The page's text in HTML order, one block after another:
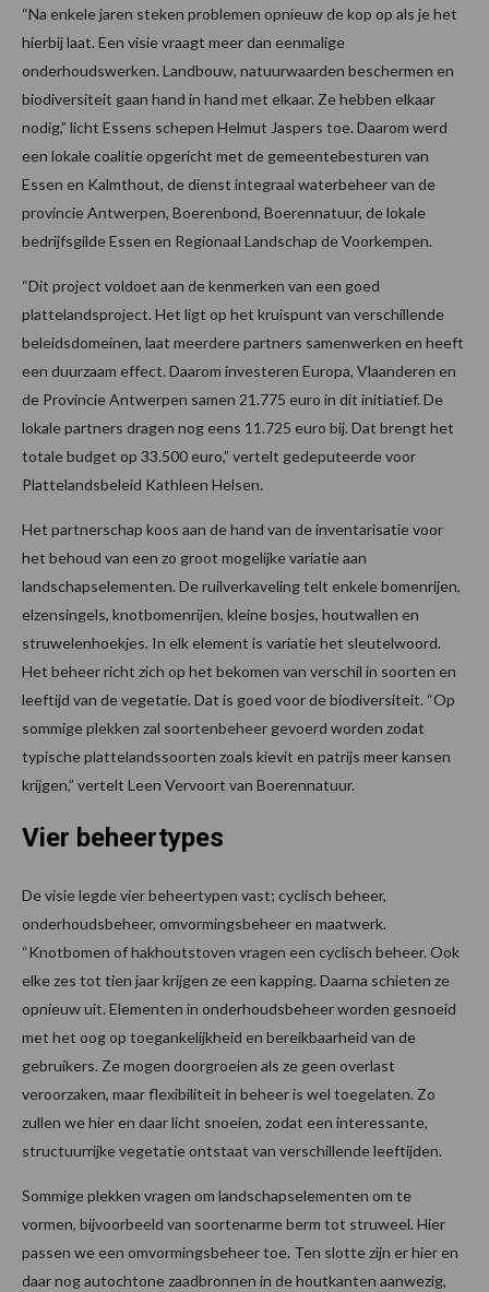
“Na enkele jaren steken problemen opnieuw de kop op als je het
hierbij laat. Een visie vraagt meer dan eenmalige
onderhoudswerken. Landbouw, natuurwaarden beschermen en
biodiversiteit gaan hand in hand met elkaar. Ze hebben elkaar
nodig,” licht Essens schepen Helmut Jaspers toe. Daarom werd
een lokale coalitie opgericht met de gemeentebesturen van
Essen en Kalmthout, de dienst integraal waterbeheer van de
provincie Antwerpen, Boerenbond, Boerennatuur, de lokale
bedrijfsgilde Essen en Regionaal Landschap de Voorkempen.
“Dit project voldoet aan de kenmerken van een goed
plattelandsproject. Het ligt op het kruispunt van verschillende
beleidsdomeinen, laat meerdere partners samenwerken en heeft
een duurzaam effect. Daarom investeren Europa, Vlaanderen en
de Provincie Antwerpen samen 21.775 euro in dit initiatief. De
lokale partners dragen nog eens 11.725 euro bij. Dat brengt het
totale budget op 33.500 euro,” vertelt gedeputeerde voor
Plattelandsbeleid Kathleen Helsen.
Het partnerschap koos aan de hand van de inventarisatie voor
het behoud van een zo groot mogelijke variatie aan
landschapselementen. De ruilverkaveling telt enkele bomenrijen,
elzensingels, knotbomenrijen, kleine bosjes, houtwallen en
struwelenhoekjes. In elk element is variatie het sleutelwoord.
Het beheer richt zich op het bekomen van verschil in soorten en
leeftijd van de vegetatie. Dat is goed voor de biodiversiteit. “Op
sommige plekken zal soortenbeheer gevoerd worden zodat
typische plattelandssoorten zoals kievit en patrijs meer kansen
krijgen,” vertelt Leen Vervoort van Boerennatuur.
Vier beheertypes
De visie legde vier beheertypen vast; cyclisch beheer,
onderhoudsbeheer, omvormingsbeheer en maatwerk.
“Knotbomen of hakhoutstoven vragen een cyclisch beheer. Ook
elke zes tot tien jaar krijgen ze een kapping. Daarna schieten ze
opnieuw uit. Elementen in onderhoudsbeheer worden gesnoeid
met het oog op toegankelijkheid en bereikbaarheid van de
gebruikers. Ze mogen doorgroeien als ze geen overlast
veroorzaken, maar flexibiliteit in beheer is wel toegelaten. Zo
zullen we hier en daar licht snoeien, zodat een interessante,
structuurrijke vegetatie ontstaat van verschillende leeftijden.
Sommige plekken vragen om landschapselementen om te
vormen, bijvoorbeeld van soortenarme berm tot struweel. Hier
passen we een omvormingsbeheer toe. Ten slotte zijn er hier en
daar nog autochtone zaadbronnen in de houtkanten aanwezig,